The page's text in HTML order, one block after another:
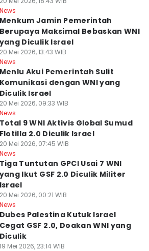
News
Menkum Jamin Pemerintah
Berupaya Maksimal Bebaskan WNI
yang Diculik Israel
20 Mei 2026, 13:43 WIB
News
Menlu Akui Pemerintah Sulit
Komunikasi dengan WNI yang
Diculik Israel
20 Mei 2026, 09:33 WIB
News
Total 9 WNI Aktivis Global Sumud
Flotilla 2.0 Diculik Israel
20 Mei 2026, 07:45 WIB
News
Tiga Tuntutan GPCI Usai 7 WNI
yang Ikut GSF 2.0 Diculik Militer
Israel
20 Mei 2026, 00:21 WIB
News
Dubes Palestina Kutuk Israel
Cegat GSF 2.0, Doakan WNI yang
Diculik
19 Mei 2026, 23:14 WIB